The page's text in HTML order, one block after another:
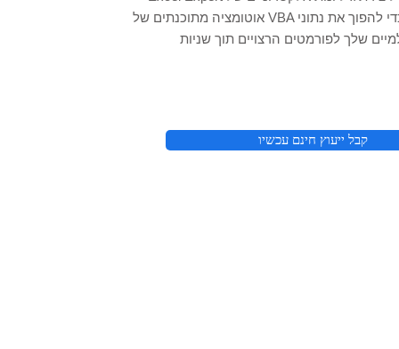
אוטומציה מתוכנתים של VBA כדי להפוך את נתוני Excel/CSV
קבל ייעוץ חינם עכשיו